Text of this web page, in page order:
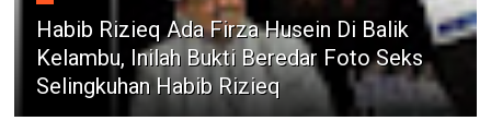
Habib Rizieq Ada Firza Husein Di Balik
Kelambu, Inilah Bukti Beredar Foto Seks
Selingkuhan Habib Rizieq